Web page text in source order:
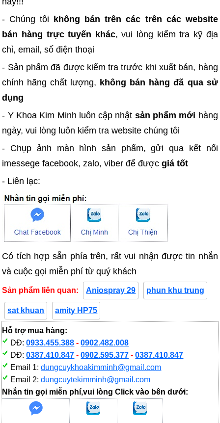
- Chúng tôi không bán trên các trên các website
bán hàng trực tuyến khác, vui lòng kiểm tra kỹ địa
chỉ, email, số điện thoại
- Sản phẩm đã được kiểm tra trước khi xuất bán, hàng
chính hãng chất lượng, không bán hàng đã qua sử
dụng
- Y Khoa Kim Minh luôn cập nhật sản phẩm mới hàng
ngày, vui lòng luôn kiểm tra website chúng tôi
- Chụp ảnh màn hình sản phẩm, gửi qua kết nối
imessege facebook, zalo, viber để đượcgiá tốt
- Liên lạc:
Có tích hợp sẵn phía trên, rất vui nhận được tin nhắn
và cuộc gọi miễn phí từ quý khách
Sản phẩm liên quan: Aniospray 29 phun khu trung
sat khuan amity HP75
Hỗ trợ mua hàng:
DĐ:0933.455.388 -0902.482.008
DĐ:0387.410.847 -0902.595.377 -0387.410.847
Email 1:dungcuykhoakimminh@gmail.com
Email 2:dungcuytekimminh@gmail.com
Nhắn tin gọi miễn phí,vui lòng Click vào bên dưới: